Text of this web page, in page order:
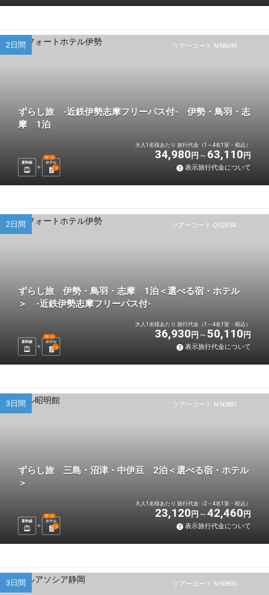
ツアーコード N98690
2日間
ずらし旅 -近鉄伊勢志摩フリーパス付- 伊勢・鳥羽・志
摩 1泊
新幹線 ホテル
選べる
1 泊
大人1名様あたり 旅行代金（1～4名1室・税込）
34,980 円 63,110 円
表示旅行代金について
ツアーコード Q02R5R
2日間
ずらし旅 伊勢・鳥羽・志摩 1泊＜選べる宿・ホテル
＞ -近鉄伊勢志摩フリーパス付-
新幹線 ホテル
選べる
1 泊
大人1名様あたり 旅行代金（1～4名1室・税込）
36,930 円 50,110 円
表示旅行代金について
ツアーコード N96887
3日間
ずらし旅 三島・沼津・中伊豆 2泊＜選べる宿・ホテル
＞
新幹線 ホテル
選べる
2泊
大人1名様あたり 旅行代金（2～4名1室・税込）
23,120 円 42,460 円
表示旅行代金について
ツアーコード N96896
3日間